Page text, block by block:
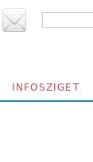
INFOSZIGET